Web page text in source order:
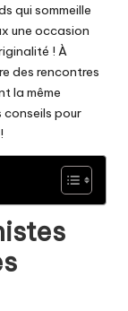
qui sommeille
une occasion
! À
des rencontres
la même
conseils pour